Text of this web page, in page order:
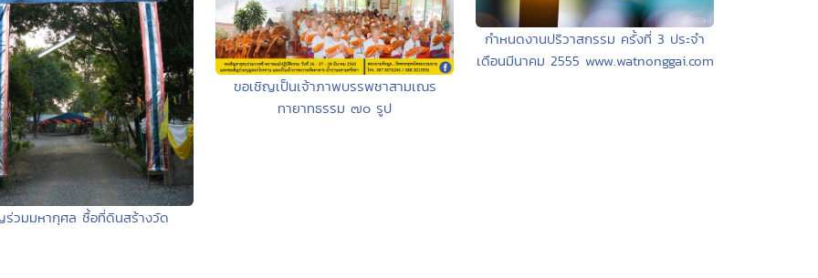
ร่วมมหากุศล ซื้อที่ดินสร้างวัด
ขอเชิญเป็นเจ้าภาพบรรพชาสามเณร
ทายาทธรรม ๗๐ รูป
กำหนดงานปริวาสกรรม ครั้งที่ 3 ประจำ
เดือนมีนาคม 2555 www.watnonggai.com